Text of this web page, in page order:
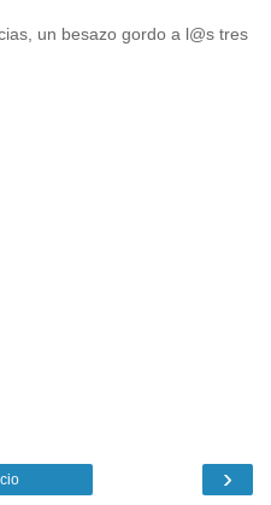
un besazo gordo a l@s tres
›